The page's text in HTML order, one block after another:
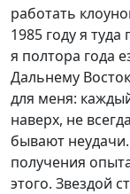
работать
1985 году я
я полтора года
Дальнему
для меня:
наверх, не
бывают
получения
этого. Звездой